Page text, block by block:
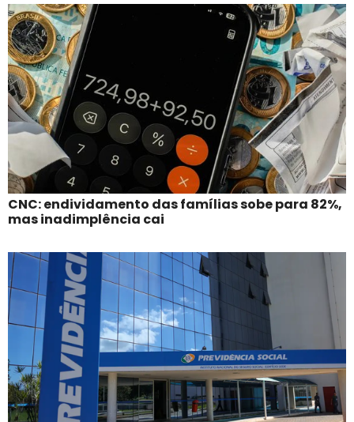
CNC: endividamento das famílias sobe para 82%,
mas inadimplência cai